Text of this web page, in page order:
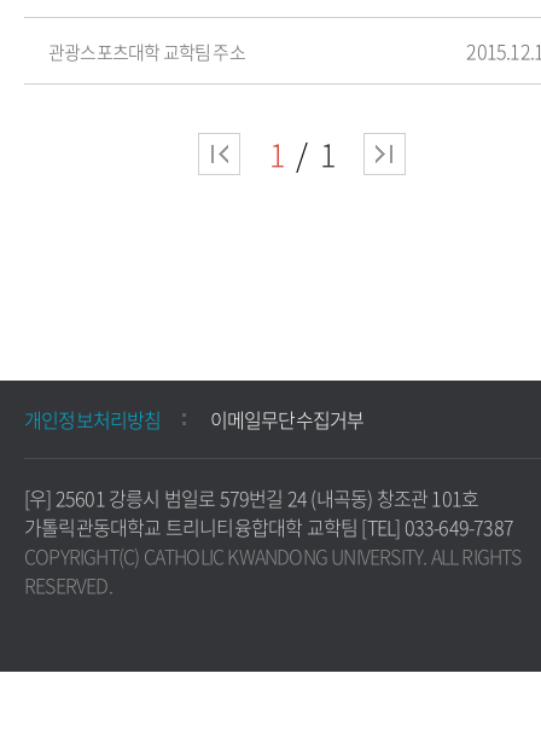
관광스포츠대학 교학팀 주소
1 1
개인정보처리방침 이메일무단수집거부
[우] 25601 강릉시 범일로 579번길 24 (내곡동) 창조관 101호
가톨릭관동대학교 트리니티융합대학 교학팀 [TEL] 033-649-7387
COPYRIGHT(C) CATHOLIC KWANDONG UNIVERSITY. ALL RIGHTS
RESERVED.